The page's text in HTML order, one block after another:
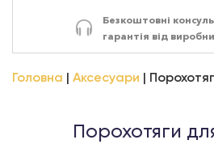
Безкоштовні
гарантія від
Головна Аксесуари
Порохотяги